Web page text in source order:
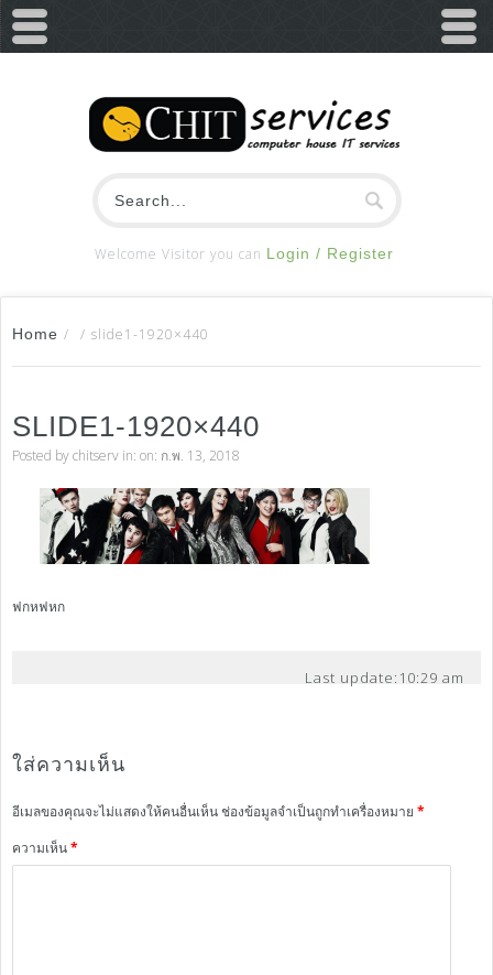
Welcome Visitor you can Login / Register
Home / / slide1-1920×440
SLIDE1-1920×440
Posted bychitserv in: on: ก.พ. 13, 2018
ฟกหฟหก
Last update: 10:29 am
ใส่ความเห็น
อีเมลของคุณจะไม่แสดงให้คนอื่นเห็นช่องข้อมูลจำเป็นถูกทำเครื่องหมาย *
ความเห็น*